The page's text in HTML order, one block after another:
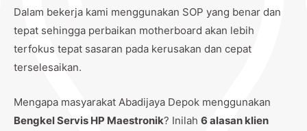
Dalam bekerja kami menggunakan SOP yang benar dan
tepat sehingga perbaikan motherboard akan lebih
terfokus tepat sasaran pada kerusakan dan cepat
terselesaikan.
Mengapa masyarakat Abadijaya Depok menggunakan
Bengkel Servis HP Maestronik? Inilah 6 alasan klien